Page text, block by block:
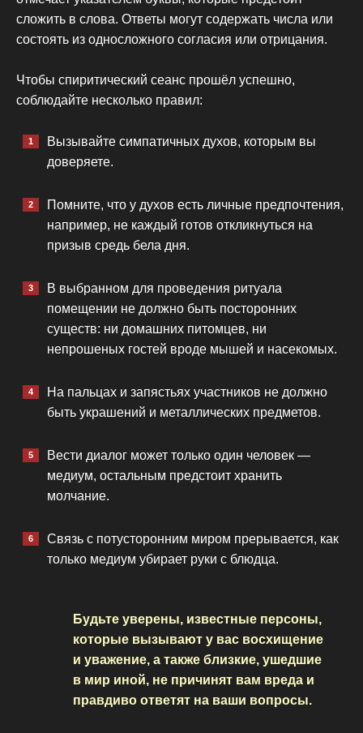
сложить в слова. Ответы могут содержать числа или
состоять из односложного согласия или отрицания.
Чтобы спиритический сеанс прошёл успешно,
соблюдайте несколько правил:
Вызывайте симпатичных духов, которым вы
доверяете.
Помните, что у духов есть личные предпочтения,
например, не каждый готов откликнуться на
призыв средь бела дня.
В выбранном для проведения ритуала
помещении не должно быть посторонних
существ: ни домашних питомцев, ни
непрошеных гостей вроде мышей и насекомых.
На пальцах и запястьях участников не должно
быть украшений и металлических предметов.
Вести диалог может только один человек —
медиум, остальным предстоит хранить
молчание.
Связь с потусторонним миром прерывается, как
только медиум убирает руки с блюдца.
Будьте уверены, известные персоны,
которые вызывают у вас восхищение
и уважение, а также близкие, ушедшие
в мир иной, не причинят вам вреда и
правдиво ответят на ваши вопросы.